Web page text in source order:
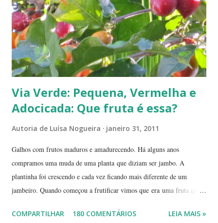
Via Verde: Pequena, Vermelha e
Adocicada: Que fruta é essa?
Autoria de Luísa Nogueira janeiro 31, 2011
Galhos com frutos maduros e amadurecendo. Há alguns anos
compramos uma muda de uma planta que diziam ser jambo. A
plantinha foi crescendo e cada vez ficando mais diferente de um
jambeiro. Quando começou a frutificar vimos que era uma fruta que
pequena, tem mais ou menos um quarto do tamanho de um jambo,
COMPARTILHAR 180 COMENTÁRIOS LEIA MAIS »